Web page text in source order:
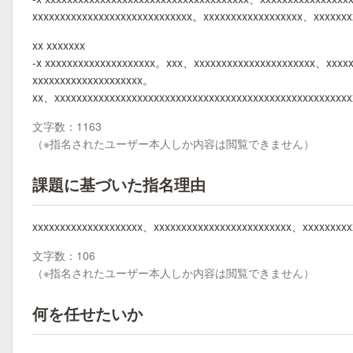
xxxxxxxxxxxxxxxxxxxxxxxxxxxxx。xxxxxxxxxxxxxxxxxx、
xx xxxxxxx
-x xxxxxxxxxxxxxxxxxxxx。xxx、xxxxxxxxxxxxxxxxxxxxxx、
xxxxxxxxxxxxxxxxxxxx。
xx、
文字数：1163
（※指名されたユーザー本人しか内容は閲覧できません）
課題に基づいた指名理由
xxxxxxxxxxxxxxxxxxxx、xxxxxxxxxxxxxxxxxxxxxxxxx、
文字数：106
（※指名されたユーザー本人しか内容は閲覧できません）
何を任せたいか